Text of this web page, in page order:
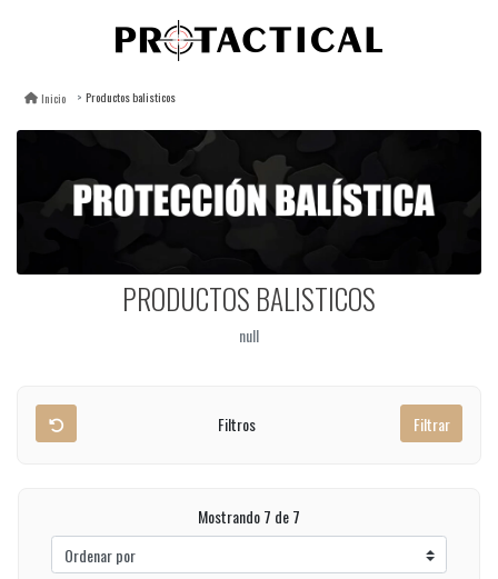
Inicio Productos balisticos
PRODUCTOS BALISTICOS
null
Filtros Filtrar
Mostrando 7 de 7